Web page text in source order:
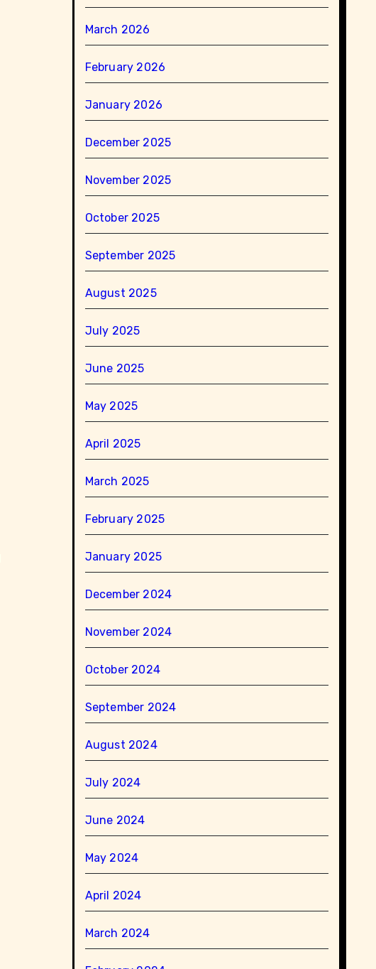
March 2026
February 2026
January 2026
December 2025
November 2025
October 2025
September 2025
August 2025
July 2025
June 2025
May 2025
April 2025
March 2025
February 2025
January 2025
December 2024
November 2024
October 2024
September 2024
August 2024
July 2024
June 2024
May 2024
April 2024
March 2024